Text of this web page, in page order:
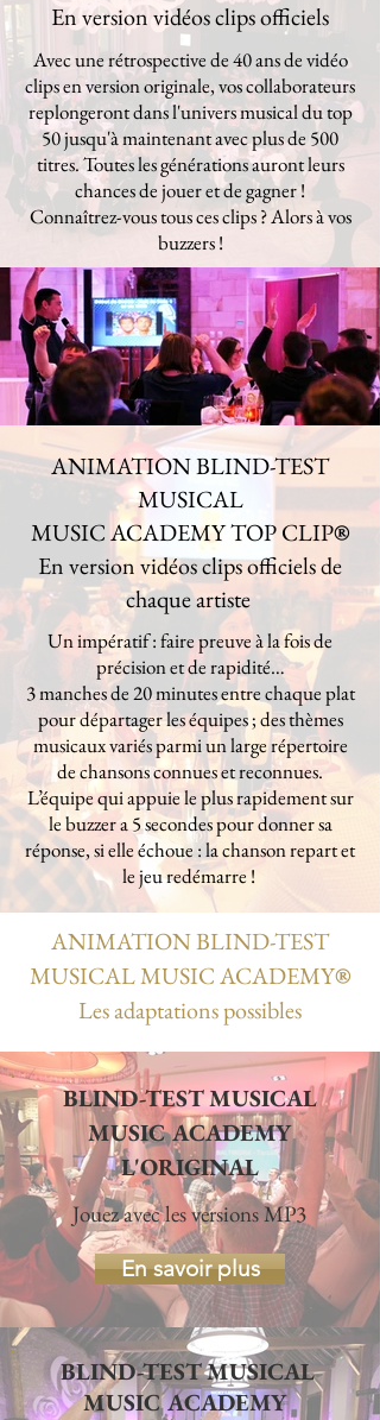
En version vidéos clips officiels
Avec une rétrospective de 40 ans de vidéo
clips en version originale, vos collaborateurs
replongeront dans l'univers musical du top
50 jusqu'à maintenant avec plus de 500
titres. Toutes les générations auront leurs
chances de jouer et de gagner !
Connaîtrez-vous tous ces clips ? Alors à vos
buzzers !
ANIMATION BLIND-TEST
MUSICAL
MUSIC ACADEMY TOP CLIP®
En version vidéos clips officiels de
chaque artiste
Un impératif : faire preuve à la fois de
précision et de rapidité…
3 manches de 20 minutes entre chaque plat
pour départager les équipes ; des thèmes
musicaux variés parmi un large répertoire
de chansons connues et reconnues.
L’équipe qui appuie le plus rapidement sur
le buzzer a 5 secondes pour donner sa
réponse, si elle échoue : la chanson repart et
le jeu redémarre !
ANIMATION BLIND-TEST
MUSICAL MUSIC ACADEMY®
Les adaptations possibles
BLIND-TEST MUSICAL
MUSIC ACADEMY
L'ORIGINAL
Jouez avec les versions MP3
En savoir plus
BLIND-TEST MUSICAL
MUSIC ACADEMY